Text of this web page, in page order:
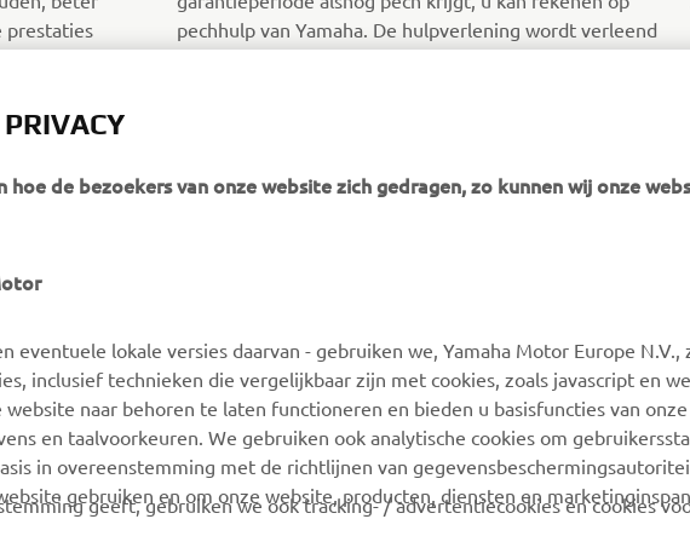
prestaties
pechhulp van Yamaha. De hulpverlening wordt verleend
MEER YAMAHA
MyYamaha
Yamaha Music
Yamaha Racing
ONDERSTEUNING
Webshop-ondersteuning
Onderdelencatalogus
Boek een
inclusief technieken die vergelijkbaar zijn met cookies, zoals javascript en
naar behoren te laten functioneren en bieden u basisfuncties van
en taalvoorkeuren. We gebruiken ook analytische cookies om
in overeenstemming met de richtlijnen van
gebruiken en om onze website, producten, diensten en
geeft, gebruiken we ook tracking- / advertentiecookies en cookies